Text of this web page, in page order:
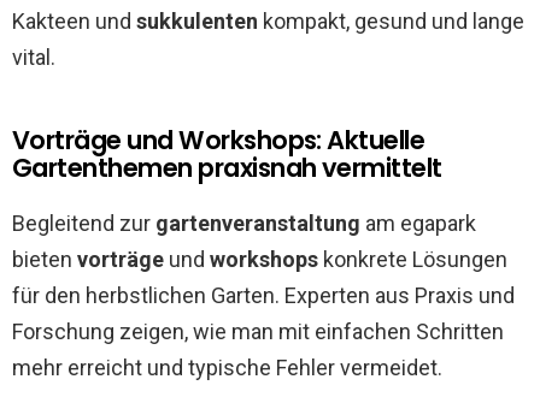
Kakteen und sukkulenten kompakt, gesund und lange
vital.
Vorträge und Workshops: Aktuelle
Gartenthemen praxisnah vermittelt
Begleitend zur gartenveranstaltung am egapark
bieten vorträge und workshops konkrete Lösungen
für den herbstlichen Garten. Experten aus Praxis und
Forschung zeigen, wie man mit einfachen Schritten
mehr erreicht und typische Fehler vermeidet.